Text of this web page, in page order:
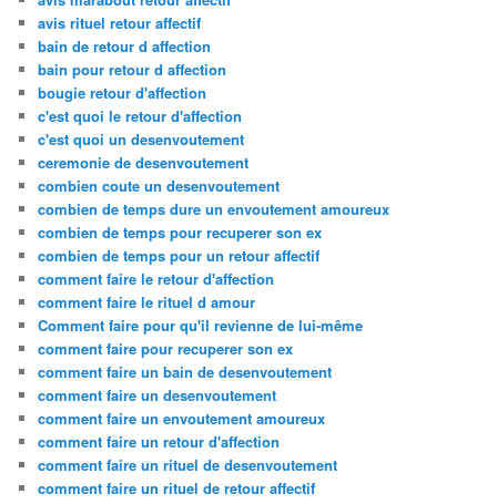
avis rituel retour affectif
bain de retour d affection
bain pour retour d affection
bougie retour d'affection
c'est quoi le retour d'affection
c'est quoi un desenvoutement
ceremonie de desenvoutement
combien coute un desenvoutement
combien de temps dure un envoutement amoureux
combien de temps pour recuperer son ex
combien de temps pour un retour affectif
comment faire le retour d'affection
comment faire le rituel d amour
Comment faire pour qu'il revienne de lui-même
comment faire pour recuperer son ex
comment faire un bain de desenvoutement
comment faire un desenvoutement
comment faire un envoutement amoureux
comment faire un retour d'affection
comment faire un rituel de desenvoutement
comment faire un rituel de retour affectif